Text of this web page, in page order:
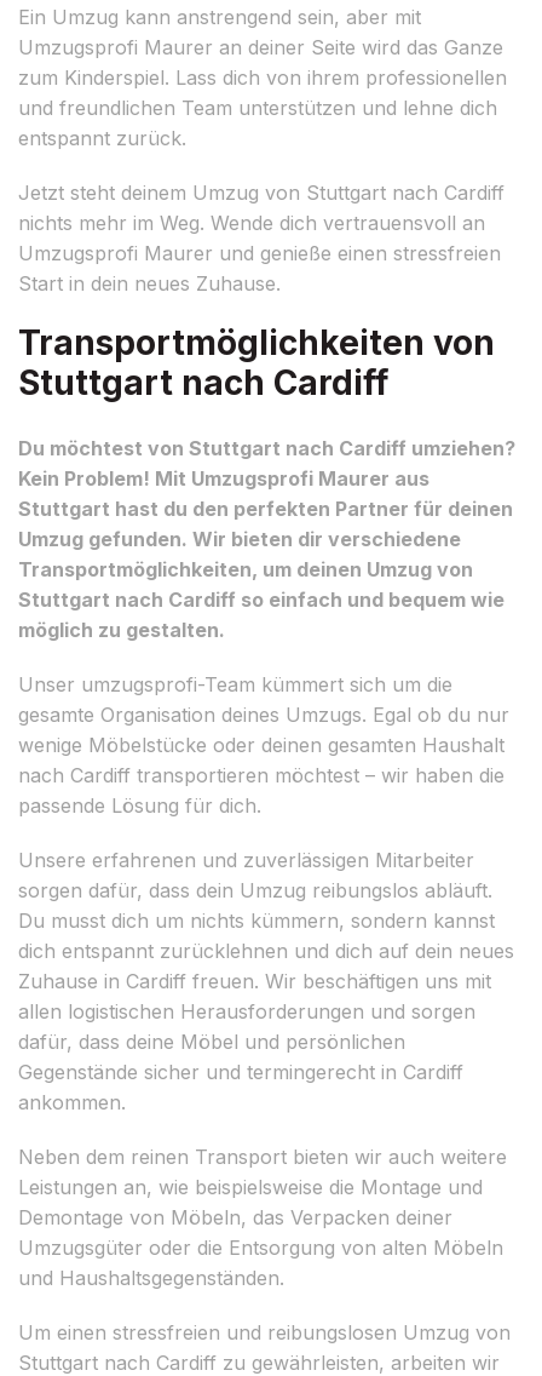
Ein Umzug kann anstrengend sein, aber mit
Umzugsprofi Maurer an deiner Seite wird das Ganze
zum Kinderspiel. Lass dich von ihrem professionellen
und freundlichen Team unterstützen und lehne dich
entspannt zurück.
Jetzt steht deinem Umzug von Stuttgart nach Cardiff
nichts mehr im Weg. Wende dich vertrauensvoll an
Umzugsprofi Maurer und genieße einen stressfreien
Start in dein neues Zuhause.
Transportmöglichkeiten von
Stuttgart nach Cardiff
Du möchtest von Stuttgart nach Cardiff umziehen?
Kein Problem! Mit Umzugsprofi Maurer aus
Stuttgart hast du den perfekten Partner für deinen
Umzug gefunden. Wir bieten dir verschiedene
Transportmöglichkeiten, um deinen Umzug von
Stuttgart nach Cardiff so einfach und bequem wie
möglich zu gestalten.
Unser umzugsprofi-Team kümmert sich um die
gesamte Organisation deines Umzugs. Egal ob du nur
wenige Möbelstücke oder deinen gesamten Haushalt
nach Cardiff transportieren möchtest – wir haben die
passende Lösung für dich.
Unsere erfahrenen und zuverlässigen Mitarbeiter
sorgen dafür, dass dein Umzug reibungslos abläuft.
Du musst dich um nichts kümmern, sondern kannst
dich entspannt zurücklehnen und dich auf dein neues
Zuhause in Cardiff freuen. Wir beschäftigen uns mit
allen logistischen Herausforderungen und sorgen
dafür, dass deine Möbel und persönlichen
Gegenstände sicher und termingerecht in Cardiff
ankommen.
Neben dem reinen Transport bieten wir auch weitere
Leistungen an, wie beispielsweise die Montage und
Demontage von Möbeln, das Verpacken deiner
Umzugsgüter oder die Entsorgung von alten Möbeln
und Haushaltsgegenständen.
Um einen stressfreien und reibungslosen Umzug von
Stuttgart nach Cardiff zu gewährleisten, arbeiten wir